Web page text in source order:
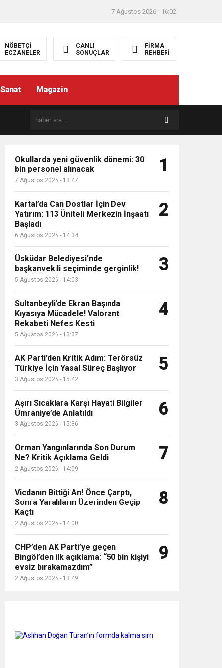
7 Ağustos 2026 - 16:02
NÖBETÇİ
ECZANELER
CANLI
SONUÇLAR
FİRMA
REHBERİ
Magazin
Pendikli Doktorlardan Türkiye’de
ülkemiz için bir umut ışığı”
Okullarda yeni güvenlik dönemi: 30
bin personel alınacak
7 Ağustos 2026 - 13:47
1
Kartal’da Can Dostlar İçin Dev
Yatırım: 113 Üniteli Merkezin İnşaatı
Başladı
6 Ağustos 2026 - 14:34
2
Üsküdar Belediyesi’nde
başkanvekili seçiminde gerginlik!
5 Ağustos 2026 - 14:03
3
Sultanbeyli’de Ekran Başında
Kıyasıya Mücadele! Valorant
Rekabeti Nefes Kesti
5 Ağustos 2026 - 13:37
4
AK Parti’den Kritik Adım: Terörsüz
Türkiye İçin Yasal Süreç Başlıyor
3 Ağustos 2026 - 15:42
5
Aşırı Sıcaklara Karşı Hayati Bilgiler
Ümraniye’de Anlatıldı
3 Ağustos 2026 - 15:36
6
Orman Yangınlarında Son Durum
Ne? Kritik Açıklama Geldi
2 Ağustos 2026 - 14:09
7
Vicdanın Bittiği An! Önce Çarptı,
Sonra Yaralıların Üzerinden Geçip
Kaçtı
2 Ağustos 2026 - 14:00
8
CHP’den AK Parti’ye geçen
Bingöl’den ilk açıklama: “50 bin kişiyi
evsiz bırakamazdım”
2 Ağustos 2026 - 13:49
9